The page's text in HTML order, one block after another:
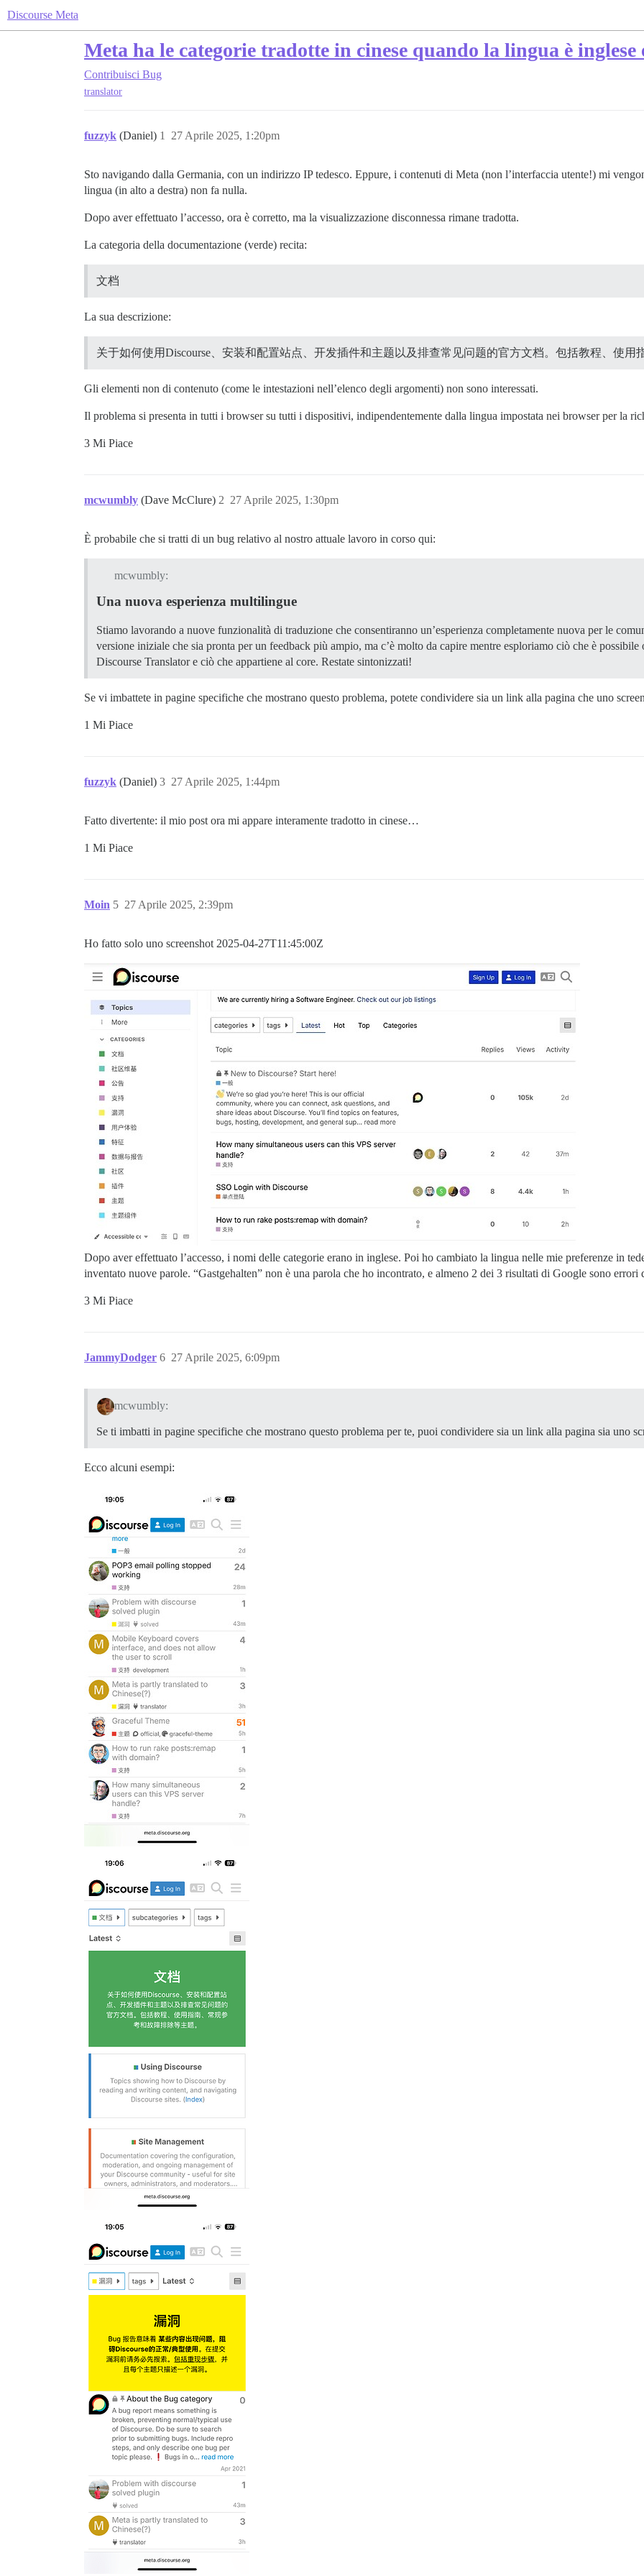
Discourse Meta
Meta ha le categorie tradotte in cinese quando la lingua è inglese
Contribuisci Bug
translator
fuzzyk (Daniel) 27 Aprile 2025, 1:20pm
1
Sto navigando dalla Germania, con un indirizzo IP tedesco. Eppure, i contenuti di Meta (non l’interfaccia utente!) mi
lingua (in alto a destra) non fa nulla.
Dopo aver effettuato l’accesso, ora è corretto, ma la visualizzazione disconnessa rimane tradotta.
La categoria della documentazione (verde) recita:
文档
La sua descrizione:
关于如何使用Discourse、安装和配置站点、开发插件和主题以及排查常见问题的官方文档。包括教程、使用
Gli elementi non di contenuto (come le intestazioni nell’elenco degli argomenti) non sono interessati.
Il problema si presenta in tutti i browser su tutti i dispositivi, indipendentemente dalla lingua impostata nei browser per la
3 Mi Piace
mcwumbly (Dave McClure) 27 Aprile 2025, 1:30pm
2
È probabile che si tratti di un bug relativo al nostro attuale lavoro in corso qui:
mcwumbly:
Una nuova esperienza multilingue
Stiamo lavorando a nuove funzionalità di traduzione che consentiranno un’esperienza completamente nuova per le
versione iniziale che sia pronta per un feedback più ampio, ma c’è molto da capire mentre esploriamo ciò che è
Discourse Translator e ciò che appartiene al core. Restate sintonizzati!
Se vi imbattete in pagine specifiche che mostrano questo problema, potete condividere sia un link alla pagina che uno
1 Mi Piace
fuzzyk (Daniel) 27 Aprile 2025, 1:44pm
3
Fatto divertente: il mio post ora mi appare interamente tradotto in cinese…
1 Mi Piace
Moin 27 Aprile 2025, 2:39pm
5
Ho fatto solo uno screenshot 2025-04-27T11:45:00Z
Dopo aver effettuato l’accesso, i nomi delle categorie erano in inglese. Poi ho cambiato la lingua nelle mie preferenze in
inventato nuove parole. “Gastgehalten” non è una parola che ho incontrato, e almeno 2 dei 3 risultati di Google sono errori
3 Mi Piace
JammyDodger 27 Aprile 2025, 6:09pm
6
mcwumbly:
Se ti imbatti in pagine specifiche che mostrano questo problema per te, puoi condividere sia un link alla pagina sia uno
Ecco alcuni esempi: